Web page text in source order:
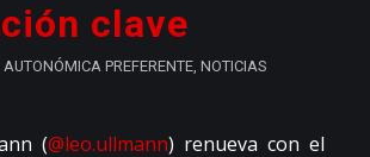
clave
AUTONÓMICA PREFERENTE, NOTICIAS
(@leo.ullmann) renueva con el